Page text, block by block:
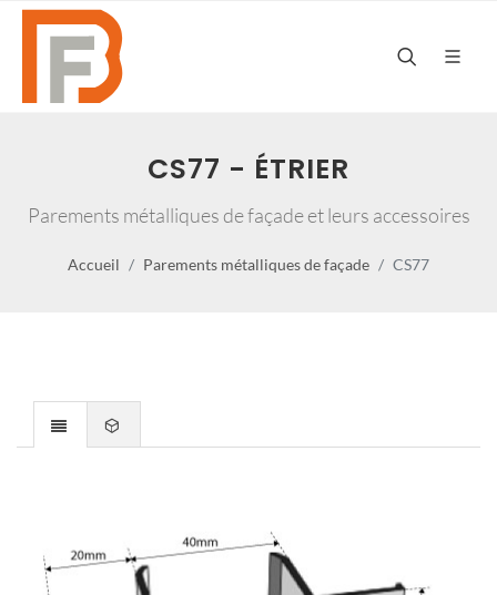
CS77 - ÉTRIER
Parements métalliques de façade et leurs accessoires
Accueil Parements métalliques de façade CS77